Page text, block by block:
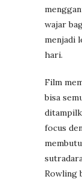
wajar
menjadi
hari.
Film
bisa
focus
Rowling